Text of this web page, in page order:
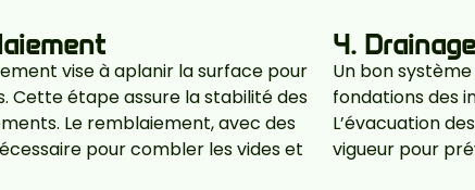
vise à aplanir la surface pour
Cette étape assure la stabilité des
Le remblaiement, avec des
pour combler les vides et
4.
Un bon
fondations des
L’évacuation
vigueur pour